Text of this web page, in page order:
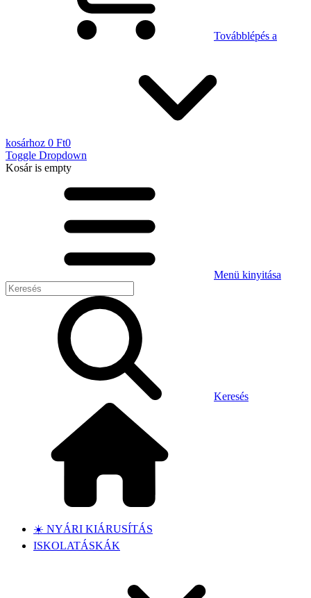
Továbblépés a
kosárhoz 0 Ft0
Toggle Dropdown
Kosáris empty
Menü kinyitása
Keresés
☀️ NYÁRI KIÁRUSÍTÁS
ISKOLATÁSKÁK